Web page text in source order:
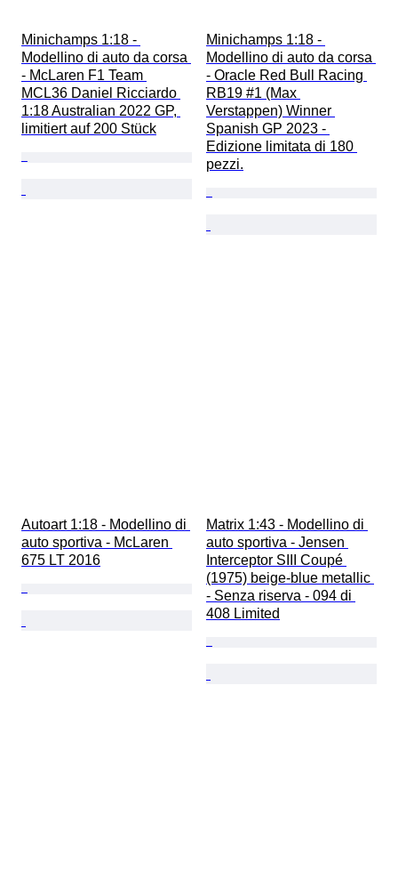
Minichamps 1:18 -
Modellino di auto da corsa
- McLaren F1 Team
MCL36 Daniel Ricciardo
1:18 Australian 2022 GP,
limitiert auf 200 Stück
Minichamps 1:18 -
Modellino di auto da corsa
- Oracle Red Bull Racing
RB19 #1 (Max
Verstappen) Winner
Spanish GP 2023 -
Edizione limitata di 180
pezzi.
Autoart 1:18 - Modellino di
auto sportiva - McLaren
675 LT 2016
Matrix 1:43 - Modellino di
auto sportiva - Jensen
Interceptor SIII Coupé
(1975) beige-blue metallic
- Senza riserva - 094 di
408 Limited